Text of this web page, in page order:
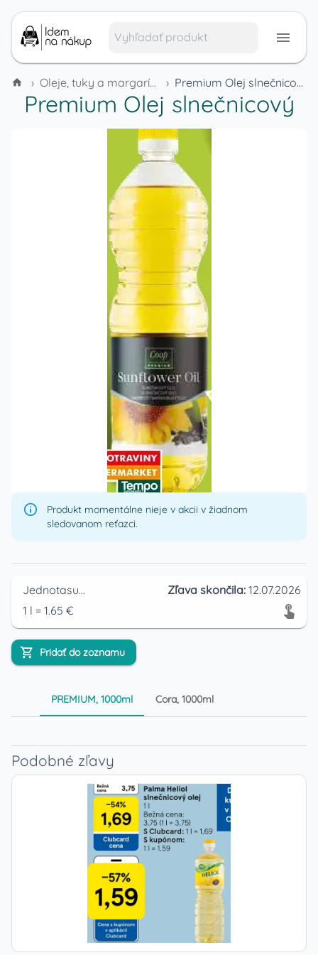
› Oleje, tuky a margaríny › Premium Olej slnečnicový
Premium Olej slnečnicový
Produkt momentálne nieje v akcii v žiadnom
sledovanom reťazci.
Jednotasupermarket Zľava skončila: 12.07.2026
1 l = 1.65 €
Pridať do zoznamu
PREMIUM, 1000ml Cora, 1000ml
Podobné zľavy